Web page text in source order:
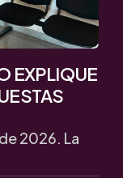
EXPLIQUE
2026. La